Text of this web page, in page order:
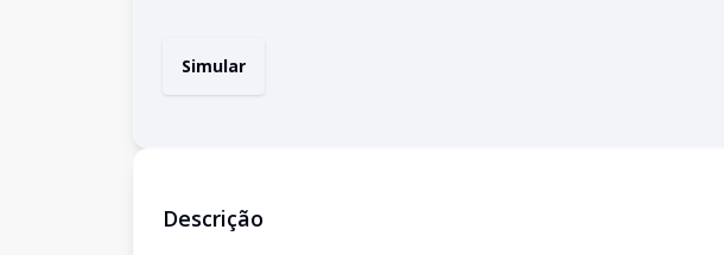
Simular
Descrição